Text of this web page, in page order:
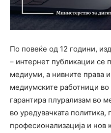
По повеќе од 12 години,
– интернет публикации се
медиуми, а нивните права
медиумските работници
гарантира плурализам во
во уредувачката политика,
професионализација и нов